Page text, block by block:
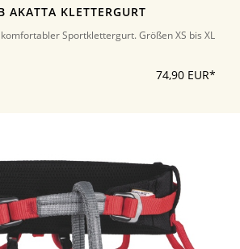
AKATTA KLETTERGURT
Sportklettergurt. Größen XS bis XL
74,90 EUR*